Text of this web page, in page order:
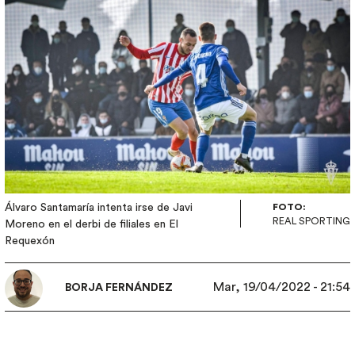
Imagen
Álvaro Santamaría intenta irse de Javi
Moreno en el derbi de filiales en El
Requexón
FOTO:
REAL SPORTING
BORJA FERNÁNDEZ Mar, 19/04/2022 - 21:54